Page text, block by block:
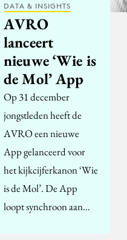
DATA & INSIGHTS
AVRO
lanceert
nieuwe ‘Wie is
de Mol’ App
Op 31 december
jongstleden heeft de
AVRO een nieuwe
App gelanceerd voor
het kijkcijferkanon ‘Wie
is de Mol’. De App
loopt synchroon aan…